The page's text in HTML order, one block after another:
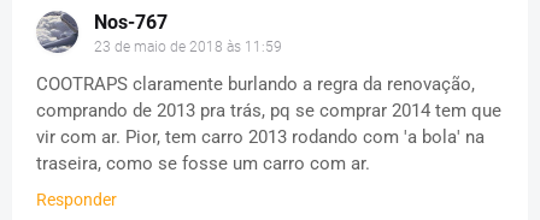
Nos-767
23 de maio de 2018 às 11:59
COOTRAPS claramente burlando a regra da renovação,
comprando de 2013 pra trás, pq se comprar 2014 tem que
vir com ar. Pior, tem carro 2013 rodando com 'a bola' na
traseira, como se fosse um carro com ar.
Responder